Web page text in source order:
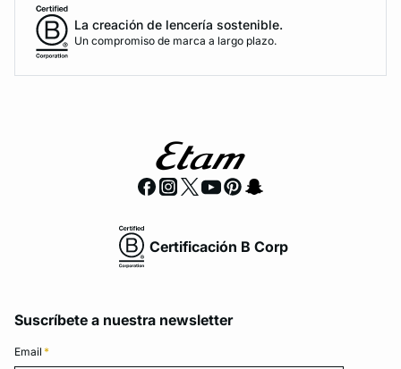
La creación de lencería sostenible.
Un compromiso de marca a largo plazo.
Certificación B Corp
Suscríbete a nuestra newsletter
Email *